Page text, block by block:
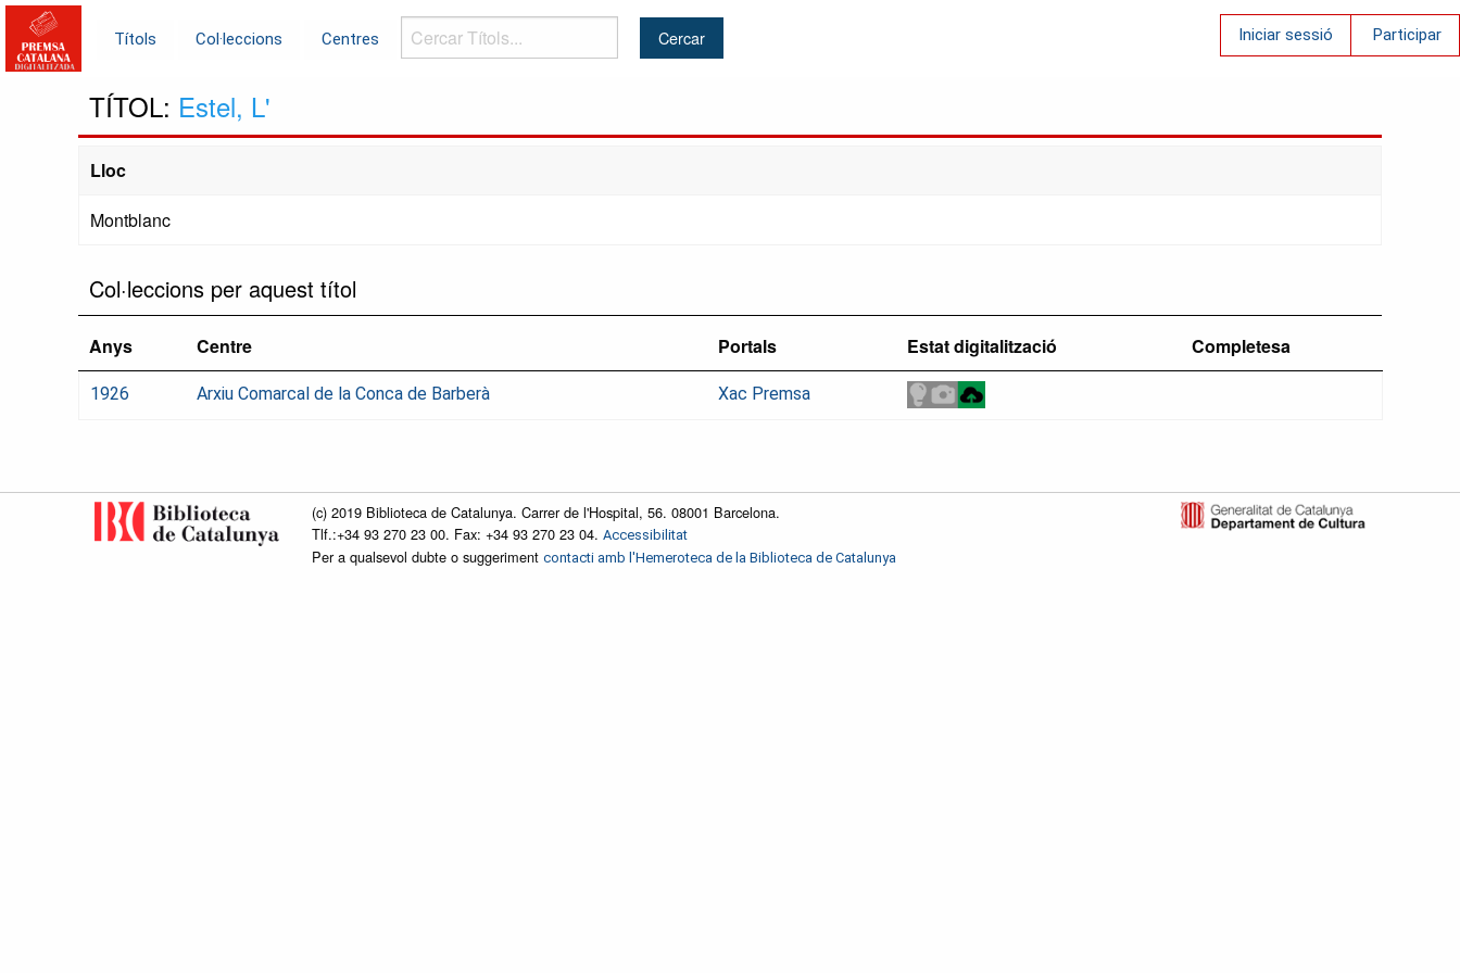
Títols Col·leccions Centres
Cercar
Títols...
Iniciar sessió Participar
TÍTOL: Estel, L'
Lloc
Montblanc
Col·leccions per aquest títol
Anys Centre Portals Estat digitalització Completesa
1926 Arxiu Comarcal de la Conca de Barberà Xac Premsa
(c) 2019 Biblioteca de Catalunya. Carrer de l'Hospital, 56. 08001 Barcelona.
Tlf.:+34 93 270 23 00. Fax: +34 93 270 23 04. Accessibilitat
Per a qualsevol dubte o suggeriment contacti amb l'Hemeroteca de la Biblioteca de Catalunya